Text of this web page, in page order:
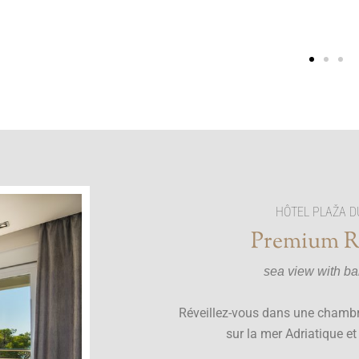
HÔTEL PLAŽA
Premium
sea view with
Réveillez-vous dans une
sur la mer Adriatique et